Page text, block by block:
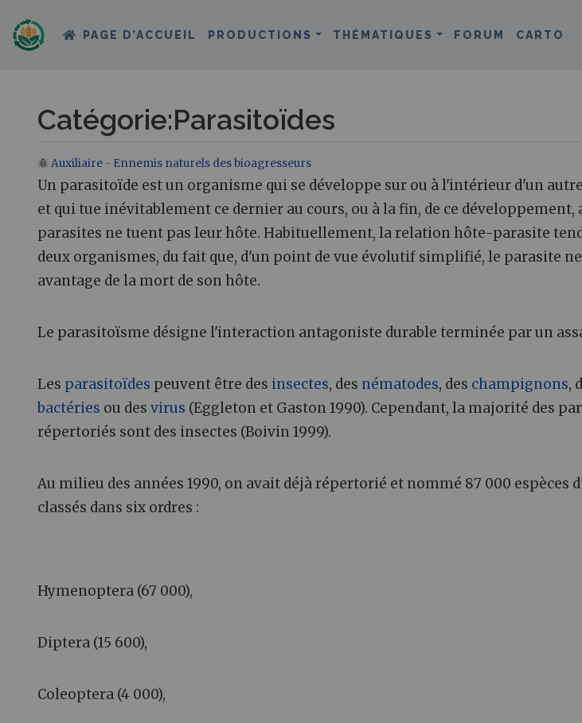
PAGE D’ACCUEIL PRODUCTIONS THÉMATIQUES FORUM CARTO
Catégorie:Parasitoïdes
Aller à :navigation,rechercher
Auxiliaire - Ennemis naturels des bioagresseurs
Un parasitoïde est un organisme qui se développe sur ou à l'intérieur d'un
et qui tue inévitablement ce dernier au cours, ou à la fin, de ce développement,
parasites ne tuent pas leur hôte. Habituellement, la relation hôte-parasite
deux organismes, du fait que, d'un point de vue évolutif simplifié, le parasite
avantage de la mort de son hôte.
Le parasitoïsme désigne l'interaction antagoniste durable terminée par un
Les parasitoïdes peuvent être des insectes, des nématodes, des champignons,
bactéries ou des virus (Eggleton et Gaston 1990). Cependant, la majorité des
répertoriés sont des insectes (Boivin 1999).
Au milieu des années 1990, on avait déjà répertorié et nommé 87 000 espèces
classés dans six ordres :
Hymenoptera (67 000),
Diptera (15 600),
Coleoptera (4 000),